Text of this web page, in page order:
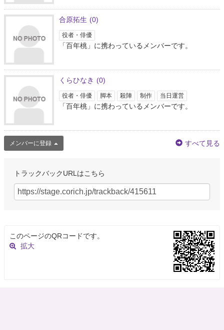
合原拓生 (0)
役者・俳優
「百年桃」に携わっているメンバーです。
くらひなき (0)
役者・俳優 脚本 殺陣 制作 当日運営
「百年桃」に携わっているメンバーです。
メンバーに登録 すべて見る
トラックバックURLはこちら
このページのQRコードです。
拡大